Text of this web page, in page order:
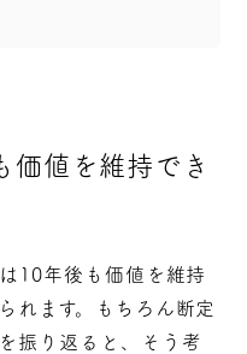
価値を維持でき
10年後も価値を維持
れます。もちろん断定
振り返ると、そう考